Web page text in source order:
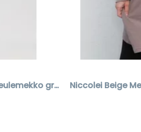
Musta beige valkoinen neulemekko graafisella kuviolla
Niccolei